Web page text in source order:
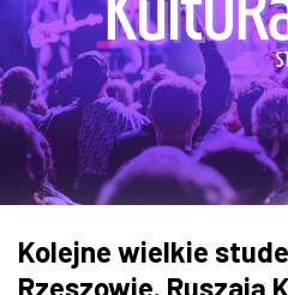
W KINACH
GASTRONOMIA
ZDJĘCIA
W RZESZOWIE
Kolejne wielkie
Rzeszowie. Ruszają